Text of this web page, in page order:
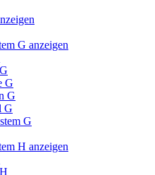
G anzeigen
G
G
G
G
H anzeigen